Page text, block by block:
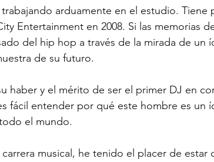
arduamente en el estudio. Tiene
Entertainment en 2008. Si las memorias
del hip hop a través de la mirada de un
de su futuro.
haber y el mérito de ser el primer DJ en
fácil entender por qué este hombre es un
el mundo.
musical, he tenido el placer de estar